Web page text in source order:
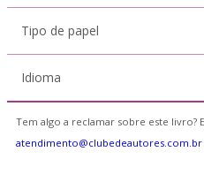
Tipo de papel
Idioma
Tem algo a reclamar sobre este livro?
atendimento@clubedeautores.com.br